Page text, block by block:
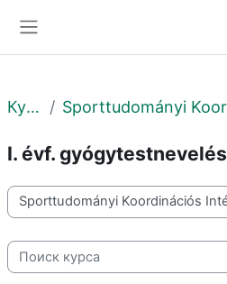
Курсы
I. évf. gyógytestnevelés
Категории курсов
Поиск курса